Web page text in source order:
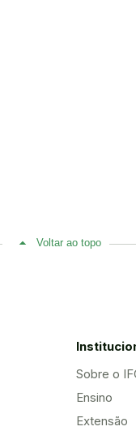
Voltar ao topo
Sobre o
Ensino
Extensão